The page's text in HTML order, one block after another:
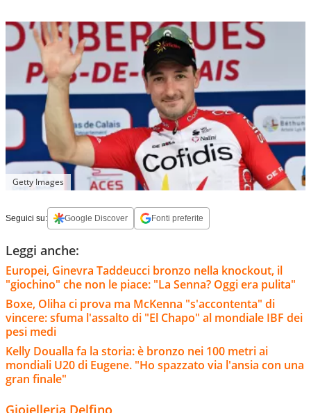
Getty Images
Seguici su: Google Discover Fonti preferite
Leggi anche:
Europei, Ginevra Taddeucci bronzo nella knockout, il
"giochino" che non le piace: "La Senna? Oggi era pulita"
Boxe, Oliha ci prova ma McKenna "s'accontenta" di
vincere: sfuma l'assalto di "El Chapo" al mondiale IBF dei
pesi medi
Kelly Doualla fa la storia: è bronzo nei 100 metri ai
mondiali U20 di Eugene. "Ho spazzato via l'ansia con una
gran finale"
Gioielleria Delfino